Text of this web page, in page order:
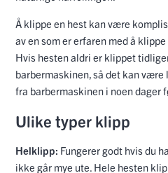
Å klippe en hest kan være
av en som er erfaren med å
Hvis hesten aldri er klippet
barbermaskinen, så det kan
fra barbermaskinen i noen dager
Ulike typer klipp
Helklipp: Fungerer godt hvis du
ikke går mye ute. Hele hesten